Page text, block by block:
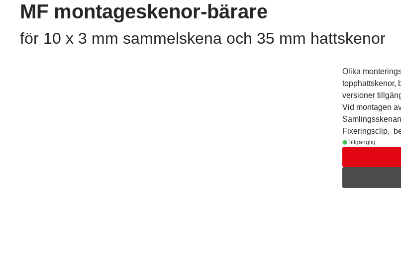
MF montageskenor-bärare
för 10 x 3 mm sammelskena och 35 mm hattskenor
Olika
topphattskenor,
versioner
Vid montagen
Fixeringsclip,
Tillgänglig